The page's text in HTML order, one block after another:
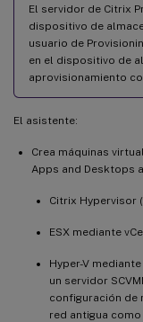
El servidor de Citrix
dispositivo de
usuario de
en el dispositivo de
aprovisionamiento
El asistente:
Crea máquinas
Apps and Desktops
Citrix Hypervisor
ESX mediante
Hyper-V
un servidor
configuración de
red antigua